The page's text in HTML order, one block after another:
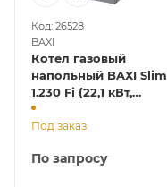
Код: 26528
BAXI
Котел газовый
напольный BAXI Slim
1.230 Fi (22,1 кВт,
одноконтурный,
зак.кам., с р/баком и
Под заказ
По запросу